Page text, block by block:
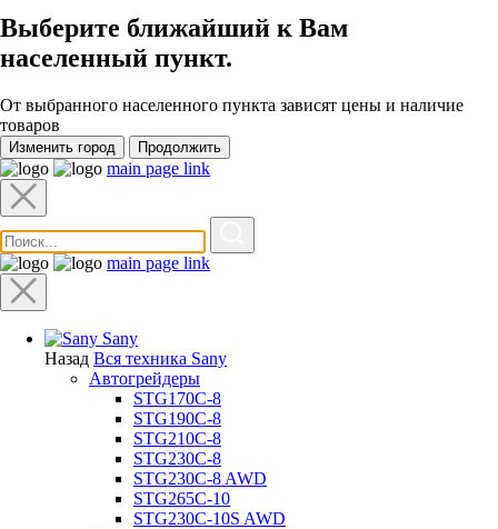
Выберите ближайший к Вам
населенный пункт.
От выбранного населенного пункта зависят цены и наличие
товаров
Изменить город Продолжить
main page link
main page link
Sany
Назад Вся техника Sany
Автогрейдеры
STG170C-8
STG190C-8
STG210C-8
STG230C-8
STG230C-8 AWD
STG265C-10
STG230C-10S AWD